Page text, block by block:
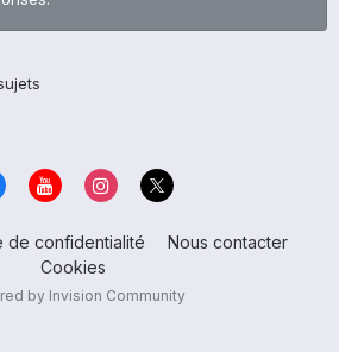
de confidentialité
Nous contacter
Cookies
by Invision Community